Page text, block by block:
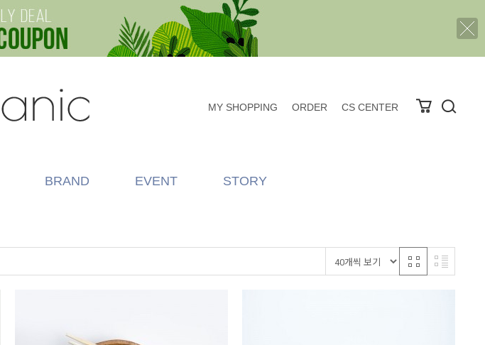
MY SHOPPING ORDER CS CENTER
BRAND EVENT STORY